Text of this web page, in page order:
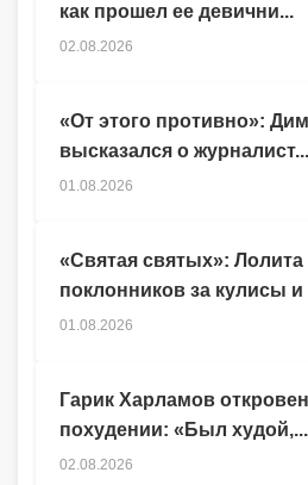
Гарик Харламов
похудении: «Был худой,...
02.08.2026
как прошел ее девични...
02.08.2026
«От этого противно»:
высказался о журналист...
01.08.2026
«Святая святых»:
поклонников за кулисы и
01.08.2026